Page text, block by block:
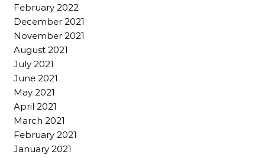
February 2022
December 2021
November 2021
August 2021
July 2021
June 2021
May 2021
April 2021
March 2021
February 2021
January 2021